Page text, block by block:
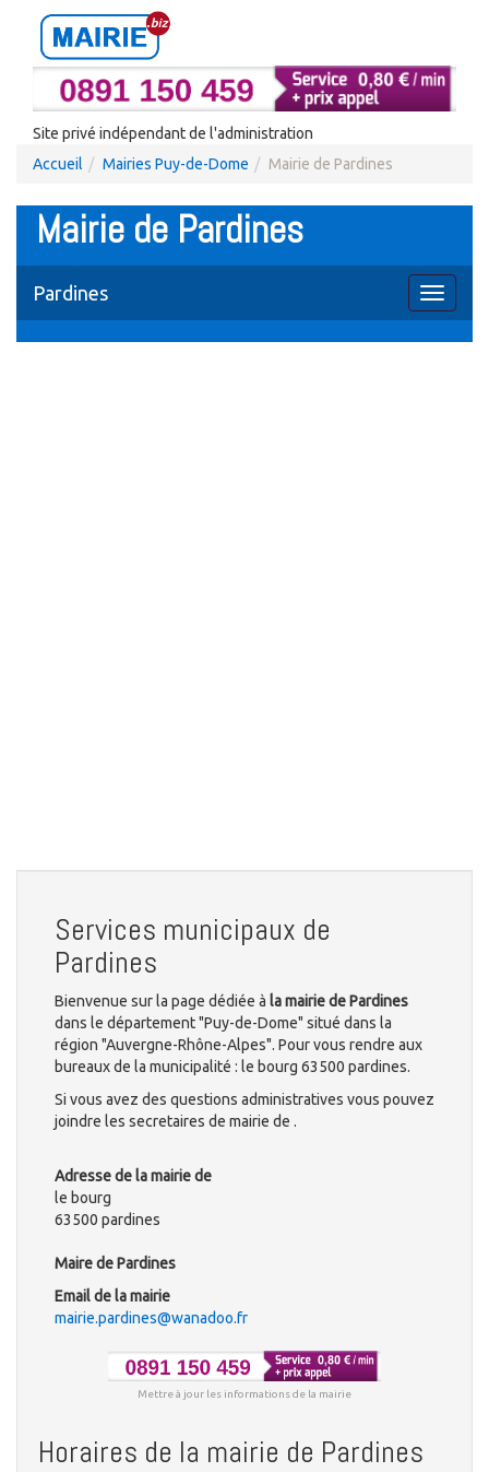
Site privé indépendant de l'administration
Accueil
Mairies Puy-de-Dome Mairie de Pardines
Mairie de Pardines
Toggle
Pardines
Services municipaux de
Pardines
Bienvenue sur la page dédiée à la mairie de Pardines
dans le département "Puy-de-Dome" situé dans la
région "Auvergne-Rhône-Alpes". Pour vous rendre aux
bureaux de la municipalité : le bourg 63500 pardines.
Si vous avez des questions administratives vous pouvez
joindre les secretaires de mairie de .
Adresse de la mairie de
le bourg
63500 pardines
Maire de Pardines
Email de la mairie
mairie.pardines@wanadoo.fr
Mettre à jour les informations de la mairie
Horaires de la mairie de Pardines